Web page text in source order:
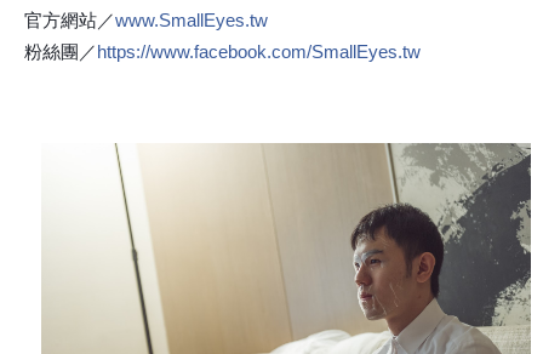
官方網站／www.SmallEyes.tw
粉絲團／https://www.facebook.com/SmallEyes.tw